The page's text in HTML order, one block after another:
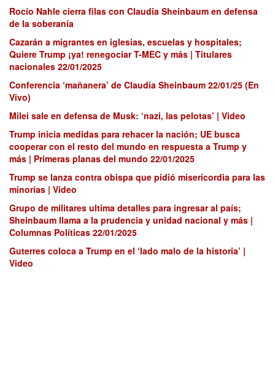
Rocío Nahle cierra filas con Claudia Sheinbaum en defensa
de la soberanía
Cazarán a migrantes en iglesias, escuelas y hospitales;
Quiere Trump ¡ya! renegociar T-MEC y más | Titulares
nacionales 22/01/2025
Conferencia ‘mañanera’ de Claudia Sheinbaum 22/01/25 (En
Vivo)
Milei sale en defensa de Musk: ‘nazi, las pelotas’ | Video
Trump inicia medidas para rehacer la nación; UE busca
cooperar con el resto del mundo en respuesta a Trump y
más | Primeras planas del mundo 22/01/2025
Trump se lanza contra obispa que pidió misericordia para las
minorías | Video
Grupo de militares ultima detalles para ingresar al país;
Sheinbaum llama a la prudencia y unidad nacional y más |
Columnas Políticas 22/01/2025
Guterres coloca a Trump en el ‘lado malo de la historia’ |
Video